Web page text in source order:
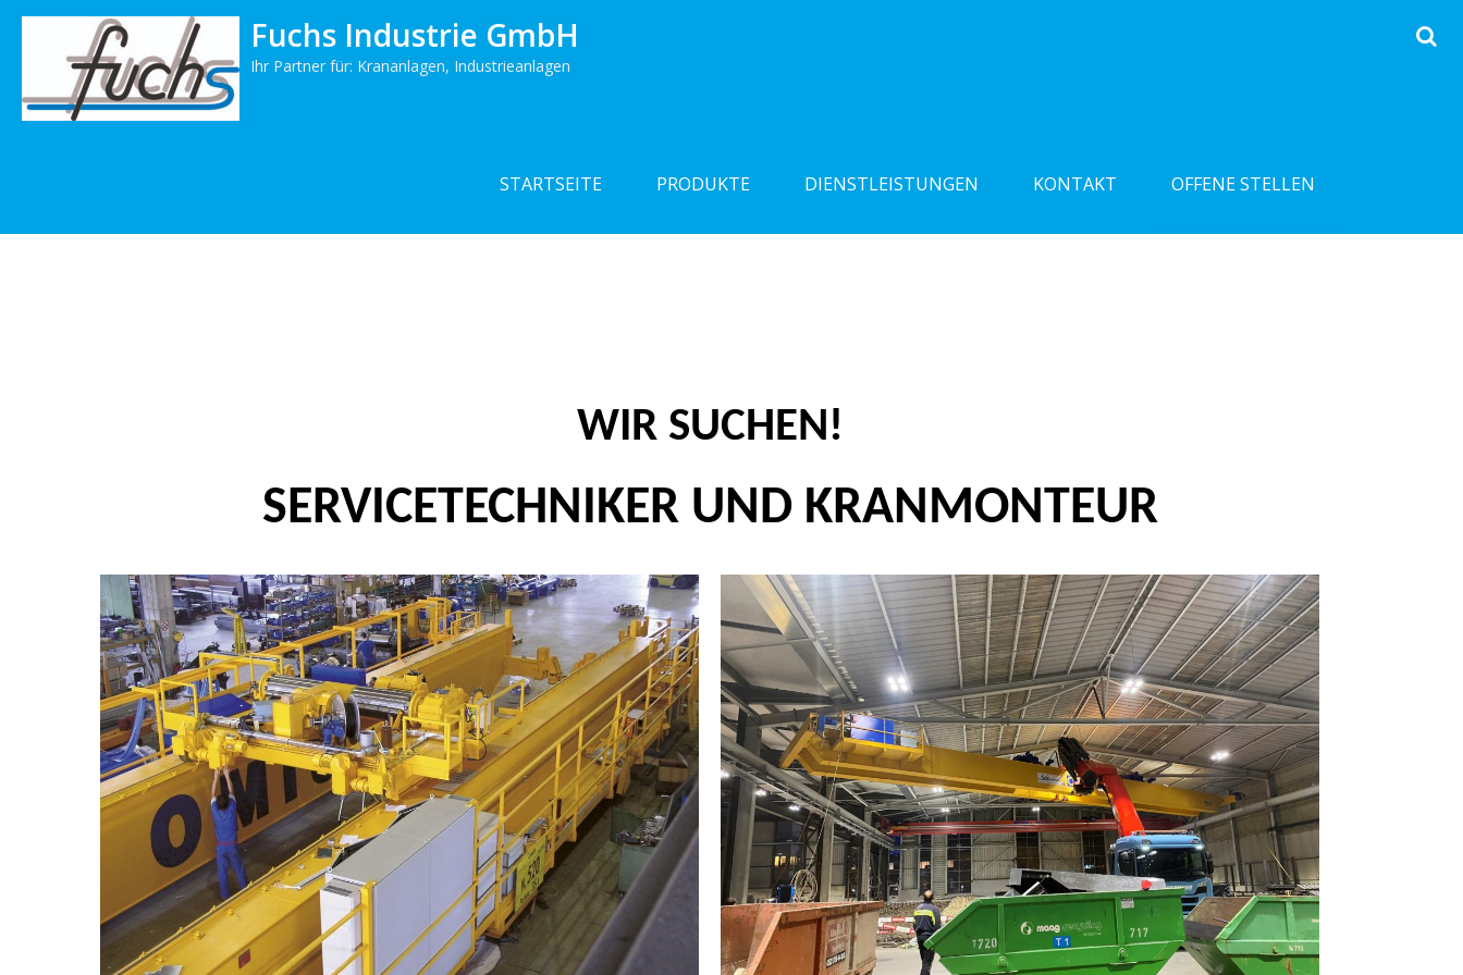
Fuchs Industrie GmbH
Ihr Partner für: Krananlagen, Industrieanlagen
STARTSEITE PRODUKTE DIENSTLEISTUNGEN KONTAKT OFFENE STELLEN
WIR SUCHEN!
SERVICETECHNIKER UND KRANMONTEUR